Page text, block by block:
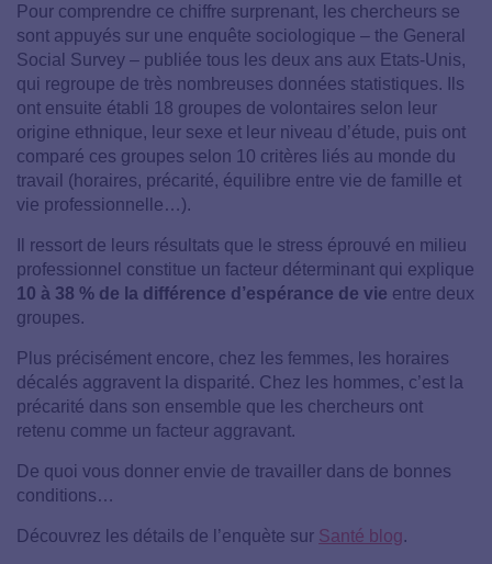
Pour comprendre ce chiffre surprenant, les chercheurs se
sont appuyés sur une enquête sociologique – the General
Social Survey – publiée tous les deux ans aux Etats-Unis,
qui regroupe de très nombreuses données statistiques. Ils
ont ensuite établi 18 groupes de volontaires selon leur
origine ethnique, leur sexe et leur niveau d’étude, puis ont
comparé ces groupes selon 10 critères liés au monde du
travail (horaires, précarité, équilibre entre vie de famille et
vie professionnelle…).
Il ressort de leurs résultats que le stress éprouvé en milieu
professionnel constitue un facteur déterminant qui explique
10 à 38 % de la différence d’espérance de vie entre deux
groupes.
Plus précisément encore, chez les femmes, les horaires
décalés aggravent la disparité. Chez les hommes, c’est la
précarité dans son ensemble que les chercheurs ont
retenu comme un facteur aggravant.
De quoi vous donner envie de travailler dans de bonnes
conditions…
Découvrez les détails de l’enquète sur Santé blog.